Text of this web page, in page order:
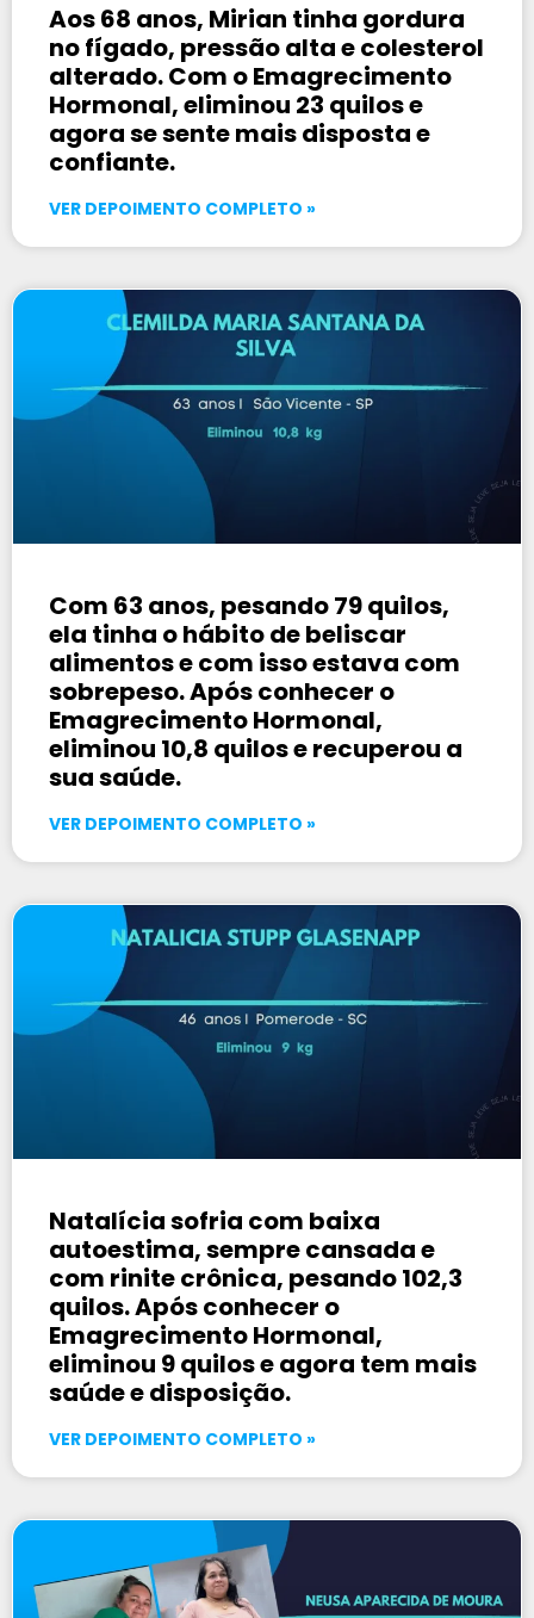
Aos 68 anos, Mirian tinha gordura
no fígado, pressão alta e colesterol
alterado. Com o Emagrecimento
Hormonal, eliminou 23 quilos e
agora se sente mais disposta e
confiante.
VER DEPOIMENTO COMPLETO »
Com 63 anos, pesando 79 quilos,
ela tinha o hábito de beliscar
alimentos e com isso estava com
sobrepeso. Após conhecer o
Emagrecimento Hormonal,
eliminou 10,8 quilos e recuperou a
sua saúde.
VER DEPOIMENTO COMPLETO »
Natalícia sofria com baixa
autoestima, sempre cansada e
com rinite crônica, pesando 102,3
quilos. Após conhecer o
Emagrecimento Hormonal,
eliminou 9 quilos e agora tem mais
saúde e disposição.
VER DEPOIMENTO COMPLETO »